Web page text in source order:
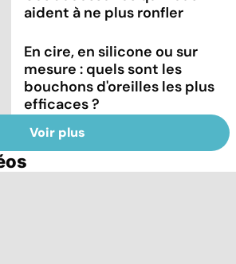
aident à ne plus ronfler
En cire, en silicone ou sur
mesure : quels sont les
bouchons d'oreilles les plus
efficaces ?
Voir plus